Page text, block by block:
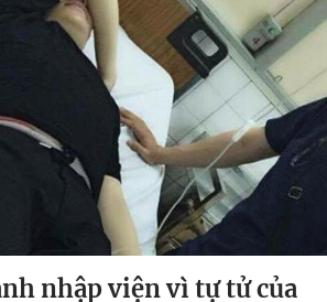
nhập viện vì tự tử của